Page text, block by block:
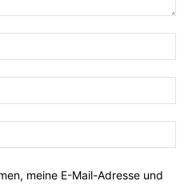
meine E-Mail-Adresse und